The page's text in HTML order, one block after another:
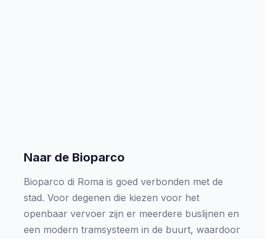
Naar de Bioparco
Bioparco di Roma is goed verbonden met de
stad. Voor degenen die kiezen voor het
openbaar vervoer zijn er meerdere buslijnen en
een modern tramsysteem in de buurt, waardoor